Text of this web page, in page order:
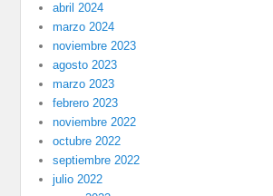
abril 2024
marzo 2024
noviembre 2023
agosto 2023
marzo 2023
febrero 2023
noviembre 2022
octubre 2022
septiembre 2022
julio 2022